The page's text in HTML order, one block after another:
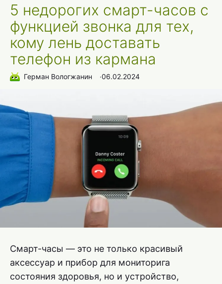
5 недорогих смарт-часов с
функцией звонка для тех,
кому лень доставать
телефон из кармана
Герман Вологжанин ∙06.02.2024
Смарт-часы — это не только красивый
аксессуар и прибор для мониторига
состояния здоровья, но и устройство,